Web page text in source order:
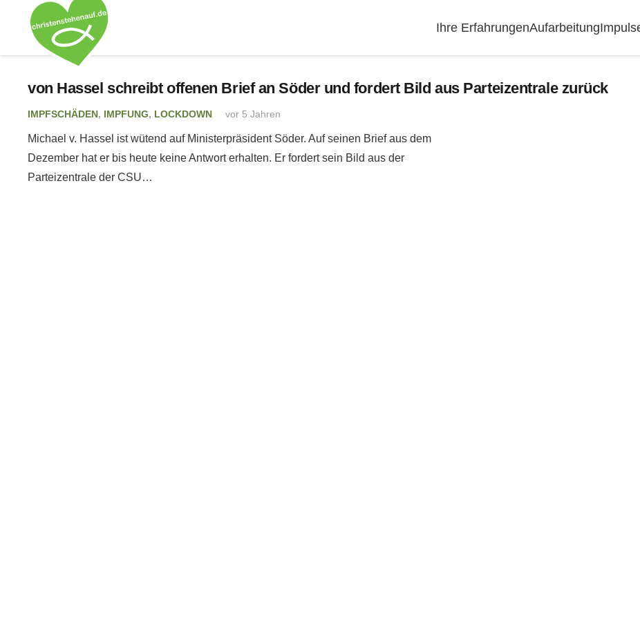
Ihre ErfahrungenAufarbeitung
von Hassel schreibt offenen Brief an Söder und fordert Bild aus Parteizentrale zurück
IMPFSCHÄDEN, IMPFUNG, LOCKDOWN vor 5 Jahren
Michael v. Hassel ist wütend auf Ministerpräsident Söder. Auf seinen Brief aus dem
Dezember hat er bis heute keine Antwort erhalten. Er fordert sein Bild aus der
Parteizentrale der CSU…